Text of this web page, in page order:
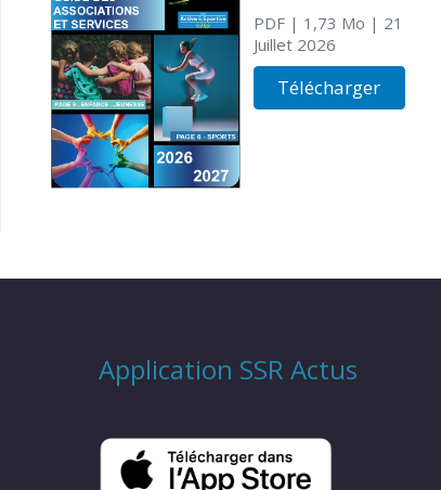
PDF| 1,73 Mo | 21
Juillet 2026
Télécharger
Application SSR Actus